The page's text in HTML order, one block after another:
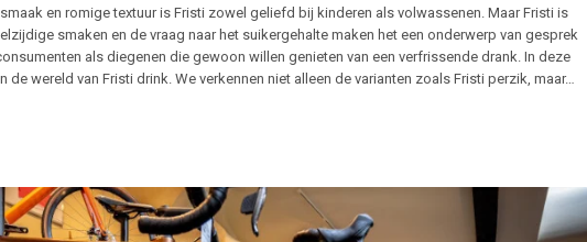
en romige textuur is Fristi zowel geliefd bij kinderen als volwassenen. Maar Fristi is
smaken en de vraag naar het suikergehalte maken het een onderwerp van gesprek
als diegenen die gewoon willen genieten van een verfrissende drank. In deze
wereld van Fristi drink. We verkennen niet alleen de varianten zoals Fristi perzik, maar…